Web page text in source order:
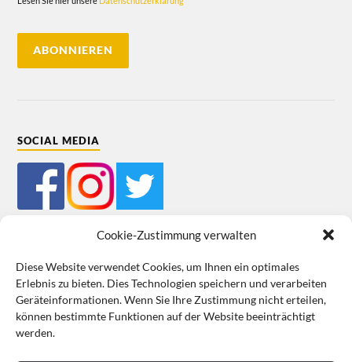
Cookie-Zustimmung verwalten
Diese Website verwendet Cookies, um Ihnen ein optimales
Erlebnis zu bieten. Dies Technologien speichern und verarbeiten
Geräteinformationen. Wenn Sie Ihre Zustimmung nicht erteilen,
können bestimmte Funktionen auf der Website beeinträchtigt
werden.
SOCIAL MEDIA
Mein Bestellkonto Kundeninformationen Datenschutz
Cookie-Richtlinie (EU) Impressum